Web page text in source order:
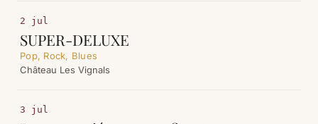
2 jul
SUPER-DELUXE
Pop, Rock, Blues
Château Les Vignals
3 jul